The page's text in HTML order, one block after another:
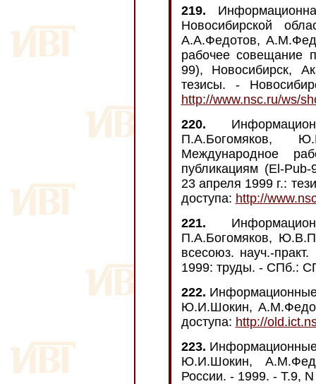
219.
Новосибирской
А.А.Федотов,
рабочее совещание
99), Новосибирск,
тезисы. -
http://www.nsc.ru/ws/
220.
П.А.Богомяков,
Международное
публикациям (El-
23 апреля 1999 г.:
доступа: http://
221.
П.А.Богомяков,
всесоюз. науч.-
1999: труды. - СПб.:
222.
Ю.И.Шокин,
доступа: http://
223.
Ю.И.Шокин,
России. - 1999. - Т.9,